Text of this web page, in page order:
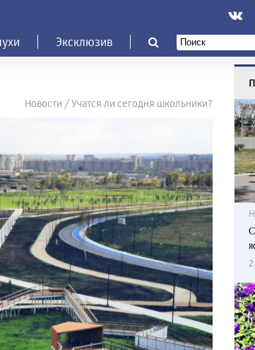
Эксклюзив
Новости / Учатся ли сегодня школьники?